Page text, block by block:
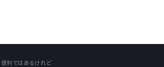
便利ではあるけれど